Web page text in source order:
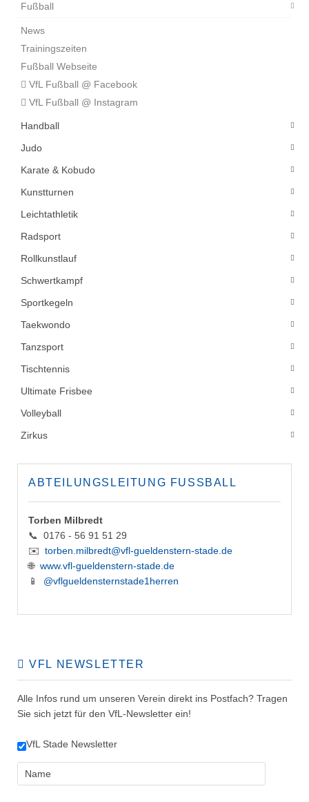
Fußball
News
Trainingszeiten
Fußball Webseite
VfL Fußball @ Facebook
VfL Fußball @ Instagram
Handball
Judo
Karate & Kobudo
Kunstturnen
Leichtathletik
Radsport
Rollkunstlauf
Schwertkampf
Sportkegeln
Taekwondo
Tanzsport
Tischtennis
Ultimate Frisbee
Volleyball
Zirkus
ABTEILUNGSLEITUNG FUSSBALL
Torben Milbredt
📞 0176 - 56 91 51 29
✉️ torben.milbredt@vfl-gueldenstern-stade.de
🌐 www.vfl-gueldenstern-stade.de
📱 @vflgueldensternstade1herren
VFL NEWSLETTER
Alle Infos rund um unseren Verein direkt ins Postfach? Tragen
Sie sich jetzt für den VfL-Newsletter ein!
VfL Stade Newsletter